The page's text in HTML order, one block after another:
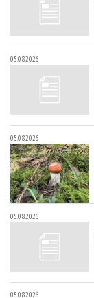
05.08.2026
05.08.2026
05.08.2026
05.08.2026